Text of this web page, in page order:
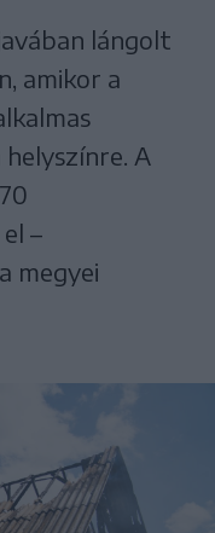
lángolt
amikor a
A
–
megyei